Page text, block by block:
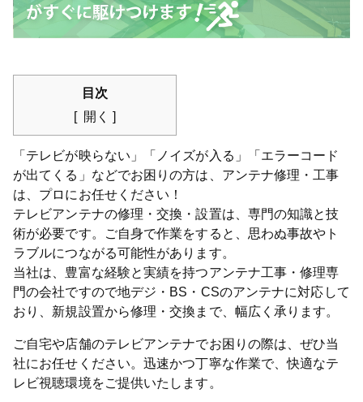
目次
開く
「テレビが映らない」「ノイズが入る」「エラーコード
が出てくる」などでお困りの方は、アンテナ修理・工事
は、プロにお任せください！
テレビアンテナの修理・交換・設置は、専門の知識と技
術が必要です。ご自身で作業をすると、思わぬ事故やト
ラブルにつながる可能性があります。
当社は、豊富な経験と実績を持つアンテナ工事・修理専
門の会社ですので地デジ・BS・CSのアンテナに対応して
おり、新規設置から修理・交換まで、幅広く承ります。
ご自宅や店舗のテレビアンテナでお困りの際は、ぜひ当
社にお任せください。迅速かつ丁寧な作業で、快適なテ
レビ視聴環境をご提供いたします。